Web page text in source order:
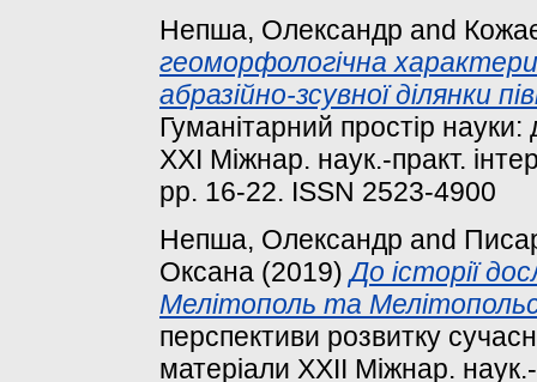
Непша, Олександр and
геоморфологічна
абразійно-зсувної ділянки
Гуманітарний простір науки:
ХХІ Міжнар. наук.-практ.
pp. 16-22. ISSN 2523-4900
Непша, Олександр and
Оксана (2019)До історії
Мелітополь та
перспективи розвитку
матеріали ХХІІ Міжнар.